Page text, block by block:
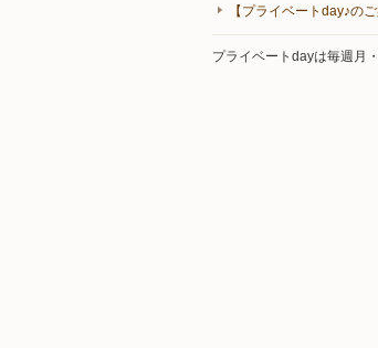
【プライベートday♪のご
プライベートdayは毎週月